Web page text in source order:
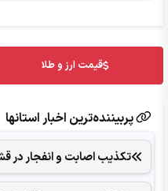
قیمت ارز و طلا
پربیننده‌ترین اخبار استانها
تکذیب اصابت و انفجار در